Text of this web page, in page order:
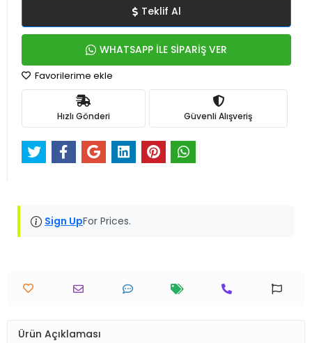
Teklif Al
WHATSAPP İLE SİPARİŞ VER
Favorilerime ekle
Hızlı Gönderi Güvenli Alışveriş
Sign UpFor Prices.
Ürün Açıklaması